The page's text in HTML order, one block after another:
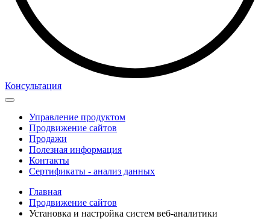
Консультация
Управление продуктом
Продвижение сайтов
Продажи
Полезная информация
Контакты
Сертификаты - анализ данных
Главная
Продвижение сайтов
Установка и настройка систем веб-аналитики